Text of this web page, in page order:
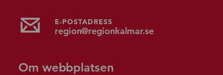
E-POSTADRESS
region@regionkalmar.se
Om webbplatsen